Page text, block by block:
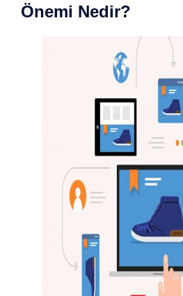
Önemi Nedir?